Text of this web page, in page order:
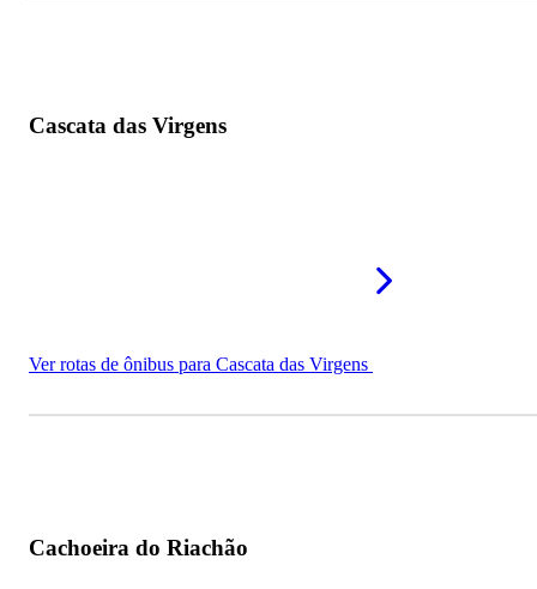
Cascata das Virgens
Ver rotas de ônibus para Cascata das Virgens
Cachoeira do Riachão